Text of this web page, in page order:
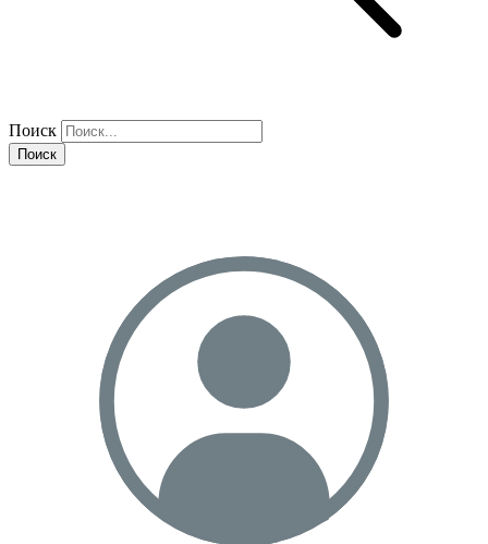
Поиск
Поиск